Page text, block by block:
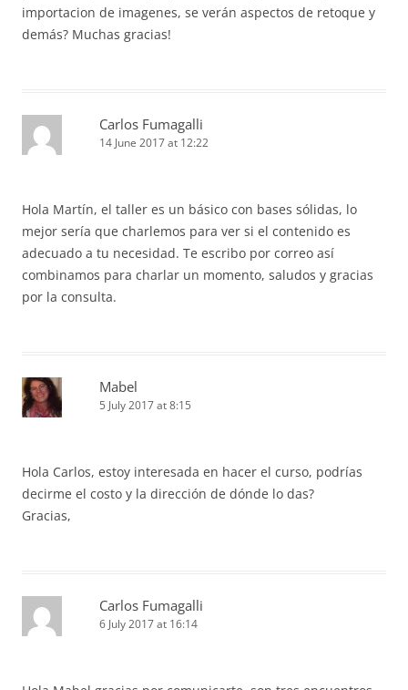
importacion de imagenes, se verán aspectos de retoque y
demás? Muchas gracias!
Carlos Fumagalli
14 June 2017 at 12:22
Hola Martín, el taller es un básico con bases sólidas, lo
mejor sería que charlemos para ver si el contenido es
adecuado a tu necesidad. Te escribo por correo así
combinamos para charlar un momento, saludos y gracias
por la consulta.
Mabel
5 July 2017 at 8:15
Hola Carlos, estoy interesada en hacer el curso, podrías
decirme el costo y la dirección de dónde lo das?
Gracias,
Carlos Fumagalli
6 July 2017 at 16:14